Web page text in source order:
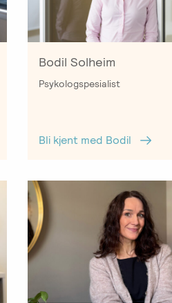
Bodil Solheim
Psykologspesialist
Bli kjent med Bodil